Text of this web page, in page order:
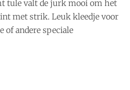
tule valt de jurk mooi om het
met strik. Leuk kleedje voor
of andere speciale